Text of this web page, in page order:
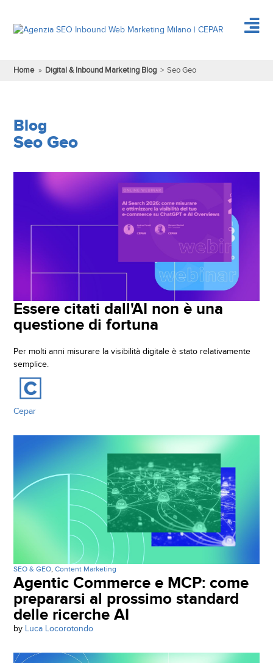
Competenze
Risorse
Formazione
Webinar
Progetti
Join Us
Blog
Contatti
Rassegna Stampa
Sostenibilità
DIGITAL STRATEGIC
PERFORMANCE MARKETING
INBOUND MARKETING &
BRAND IDENTITY &
REPUTATION
E-COMMERCE STRATEGY
WEB & MOBILE DEVELOPMENT
Inbound Marketing
HubSpot
Consulenza SEO
Gestione Campagne Google Ads
Social Media Marketing
Gestione Campagne Facebook
Campagne DEM Email Marketing
Web Analytics
Realizzazione Siti Web
Home » Digital & Inbound Marketing Blog > Seo Geo
Blog
Seo Geo
Essere citati dall'AI non è una
questione di fortuna
Per molti anni misurare la visibilità digitale è stato relativamente
semplice.
Cepar
SEO & GEO,Content Marketing
Agentic Commerce e MCP: come
prepararsi al prossimo standard
delle ricerche AI
by Luca Locorotondo